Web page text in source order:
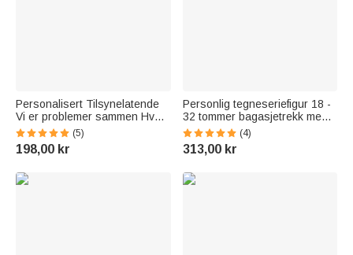
Personalisert Tilsynelatende
Vi er problemer sammen Hvem
visste det Dobbeltsidig
vanntett hageflagg
Campinggave til par
(5)
198,00 kr
Personlig tegneseriefigur 18 -
32 tommer bagasjetrekk med
navn Reisetilbehør
Bursdagsgave til par og
venner
(4)
313,00 kr